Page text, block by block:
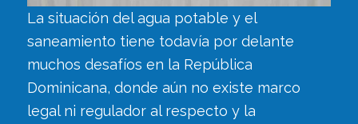
La situación del agua potable y el
saneamiento tiene todavía por delante
muchos desafíos en la República
Dominicana, donde aún no existe marco
legal ni regulador al respecto y la